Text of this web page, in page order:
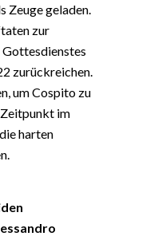
Zeuge geladen.
zur
Gottesdienstes
zurückreichen.
um Cospito zu
im
harten